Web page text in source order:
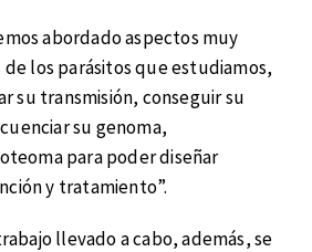
abordado aspectos muy
de los parásitos que estudiamos,
su transmisión, conseguir su
su genoma,
para poder diseñar
y tratamiento”.
llevado a cabo, además, se